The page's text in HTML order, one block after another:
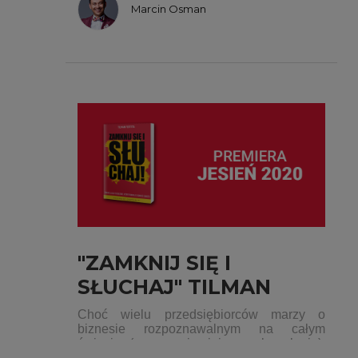
rankingu poradników.
Marcin Osman
"ZAMKNIJ SIĘ I
SŁUCHAJ" TILMAN
FERTITTA - LISTOPAD
2020
Choć wielu przedsiębiorców marzy o
biznesie rozpoznawalnym na całym
świecie (a przynajmniej w całym kraju),